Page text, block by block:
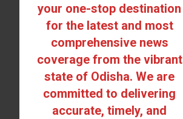
your one-stop destination
for the latest and most
comprehensive news
coverage from the vibrant
state of Odisha. We are
committed to delivering
accurate, timely, and